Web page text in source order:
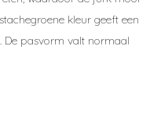
kleur geeft een
De pasvorm valt normaal